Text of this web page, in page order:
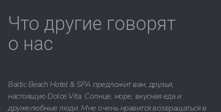
Что другие говорят
о нас
Baltic Beach Hotel & SPA предложит вам, друзья,
настоящую Dolce Vita. Солнце, море, вкусная еда и
дружелюбные люди. Мне очень нравится возвращаться в